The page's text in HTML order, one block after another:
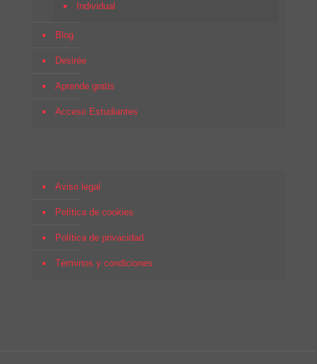
Individual
Blog
Desirée
Aprende gratis
Acceso Estudiantes
Aviso legal
Política de cookies
Política de privacidad
Términos y condiciones